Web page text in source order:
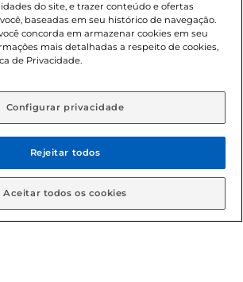
prévia notificação. Proibida a venda
para menores de 18 anos, conforme
81, inciso II (Estatuto da Criança e do
e condições exclusivos para o
mínimo para as compras on-line é de
Copyright. Todos os direitos
reservados Gbarbosa.
do site, e trazer conteúdo e ofertas
baseadas em seu histórico de navegação.
concorda em armazenar cookies em seu
mais detalhadas a respeito de cookies,
de Privacidade.
Configurar privacidade
Rejeitar todos
Aceitar todos os cookies